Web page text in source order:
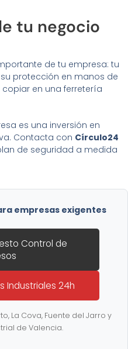
tu negocio
de tu empresa: tu
protección en manos de
en una ferretería
es una inversión en
Contacta con Círculo24
de seguridad a medida
empresas exigentes
Control de
Industriales 24h
La Cova, Fuente del Jarro y
de Valencia.